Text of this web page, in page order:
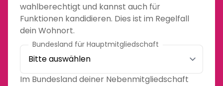
wahlberechtigt und kannst auch für
Funktionen kandidieren. Dies ist im Regelfall
dein Wohnort.
Bundesland für Hauptmitgliedschaft
Im Bundesland deiner Nebenmitgliedschaft